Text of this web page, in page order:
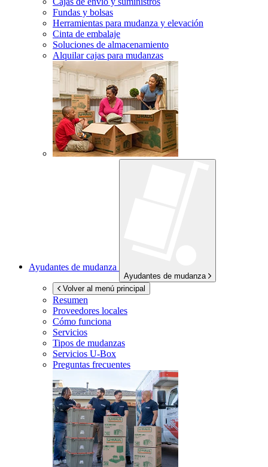
Fundas y bolsas
Herramientas para mudanza y elevación
Cinta de embalaje
Soluciones de almacenamiento
Alquilar cajas para mudanzas
Ayudantes de mudanza
Ayudantes de mudanza
Volver al menú principal
Resumen
Proveedores locales
Cómo funciona
Servicios
Tipos de mudanzas
Servicios U-Box
Preguntas frecuentes